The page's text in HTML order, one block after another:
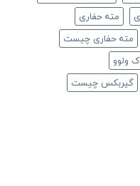
مته حفاری
مته حفاری چیست
ولوو
گیربکس چیست